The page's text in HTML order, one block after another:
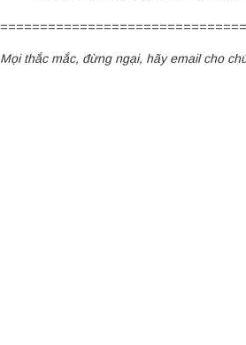
Mọi thắc mắc, đừng ngại, hãy email cho